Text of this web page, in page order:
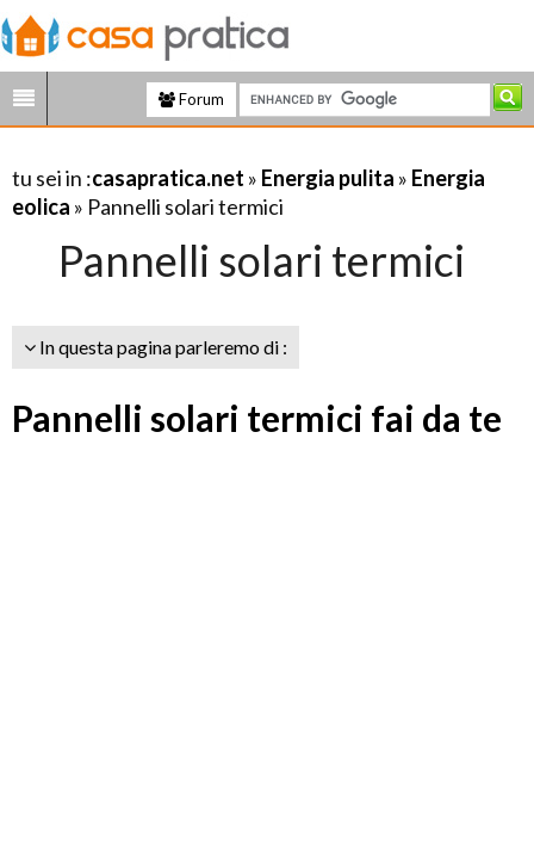
Forum
tu sei in :casapratica.net » Energia pulita » Energia
eolica » Pannelli solari termici
Pannelli solari termici
In questa pagina parleremo di :
Pannelli solari termici fai da te